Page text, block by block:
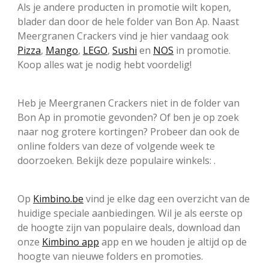
Als je andere producten in promotie wilt kopen,
blader dan door de hele folder van Bon Ap. Naast
Meergranen Crackers vind je hier vandaag ook
Pizza, Mango, LEGO, Sushi en NOS in promotie.
Koop alles wat je nodig hebt voordelig!
Heb je Meergranen Crackers niet in de folder van
Bon Ap in promotie gevonden? Of ben je op zoek
naar nog grotere kortingen? Probeer dan ook de
online folders van deze of volgende week te
doorzoeken. Bekijk deze populaire winkels: .
Op Kimbino.be vind je elke dag een overzicht van de
huidige speciale aanbiedingen. Wil je als eerste op
de hoogte zijn van populaire deals, download dan
onze Kimbino app app en we houden je altijd op de
hoogte van nieuwe folders en promoties.